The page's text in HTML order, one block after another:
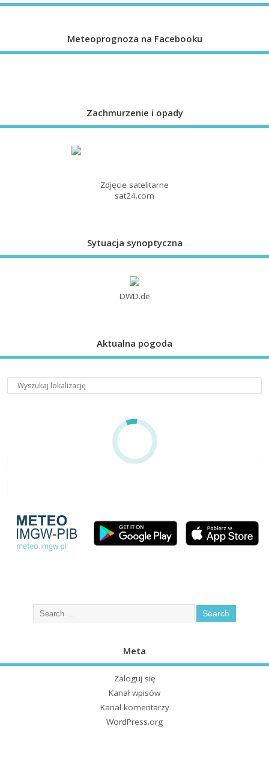
Meteoprognoza na Facebooku
Zachmurzenie i opady
Zdjęcie satelitarne
sat24.com
Sytuacja synoptyczna
DWD.de
Aktualna pogoda
Meta
Zaloguj się
Kanał wpisów
Kanał komentarzy
WordPress.org